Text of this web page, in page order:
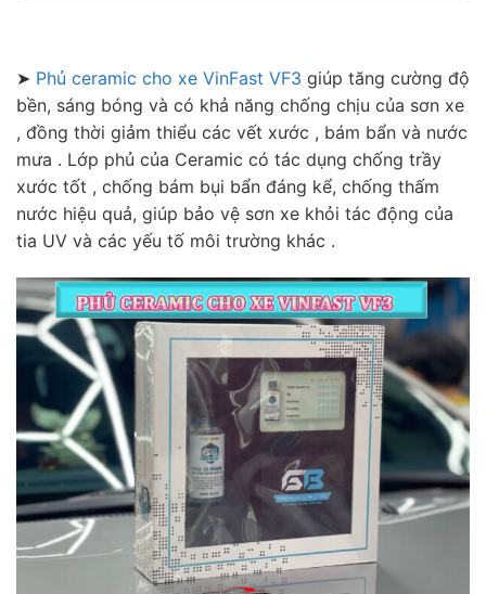
➤ Phủ ceramic cho xe VinFast VF3 giúp tăng cường độ
bền, sáng bóng và có khả năng chống chịu của sơn xe
, đồng thời giảm thiểu các vết xước , bám bẩn và nước
mưa . Lớp phủ của Ceramic có tác dụng chống trầy
xước tốt , chống bám bụi bẩn đáng kể, chống thấm
nước hiệu quả, giúp bảo vệ sơn xe khỏi tác động của
tia UV và các yếu tố môi trường khác .